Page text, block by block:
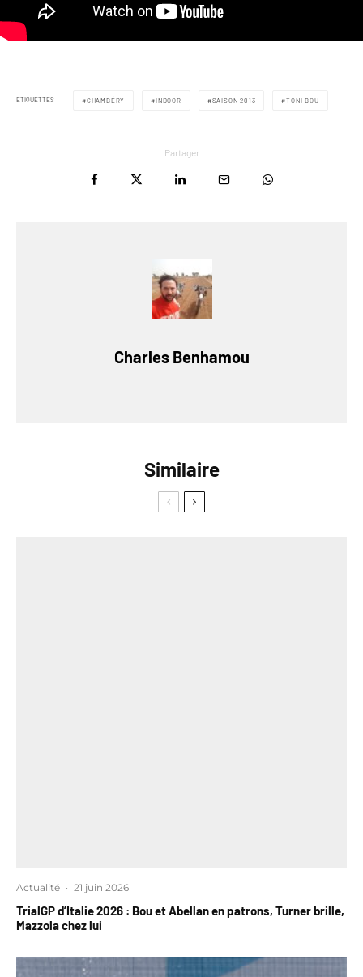
ÉTIQUETTES CHAMBÉRY INDOOR SAISON 2013 TONI BOU
Partager
Charles Benhamou
Similaire
Actualité · 21 juin 2026
TrialGP d’Italie 2026 : Bou et Abellan en patrons, Turner brille,
Mazzola chez lui